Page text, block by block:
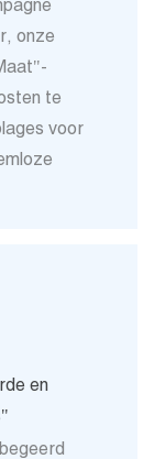
onze
te
voor
en